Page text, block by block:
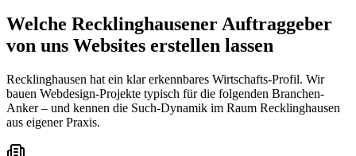
Welche Recklinghausener Auftraggeber
von uns Websites erstellen lassen
Recklinghausen hat ein klar erkennbares Wirtschafts-Profil. Wir
bauen Webdesign-Projekte typisch für die folgenden Branchen-
Anker – und kennen die Such-Dynamik im Raum Recklinghausen
aus eigener Praxis.